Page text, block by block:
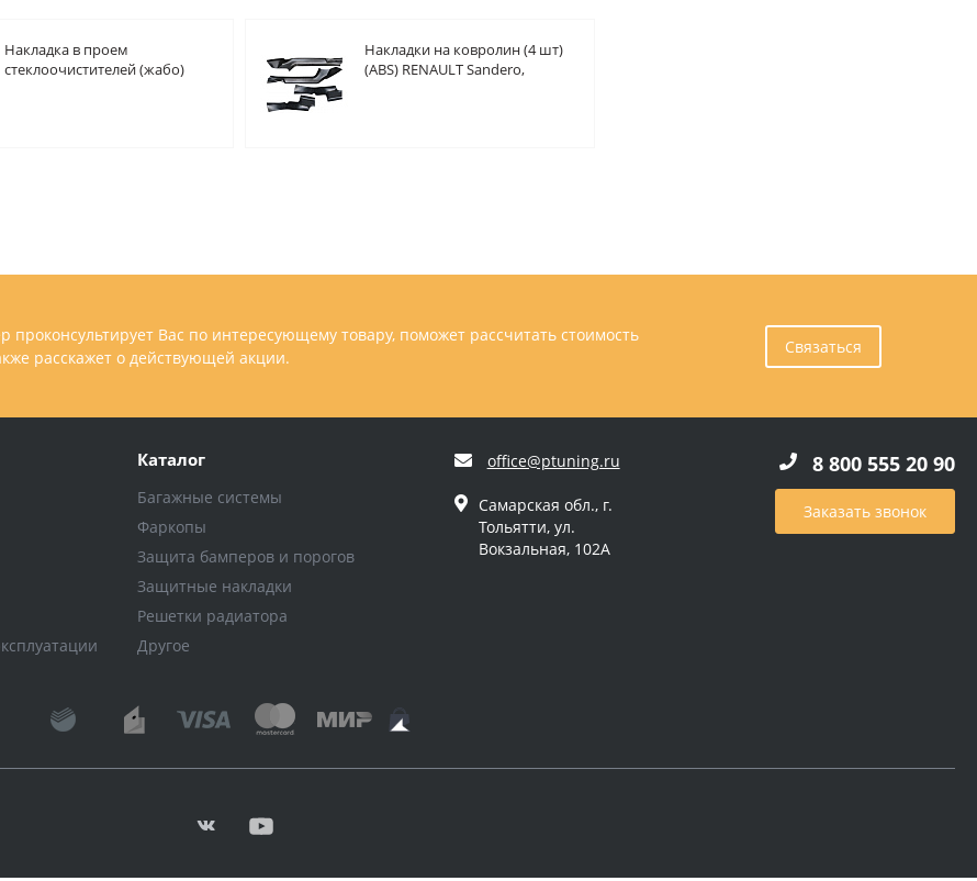
Накладка в проем
стеклоочистителей (жабо)
Накладки на ковролин (4 шт)
(ABS) RENAULT Sandero,
проконсультирует Вас по интересующему товару, поможет рассчитать стоимость
расскажет о действующей акции.
Связаться
Каталог
Багажные системы
Фаркопы
Защита бамперов и порогов
Защитные накладки
Решетки радиатора
Другое
office@ptuning.ru
Самарская обл., г.
Тольятти, ул.
Вокзальная, 102А
8 800 555 20 90
Заказать звонок